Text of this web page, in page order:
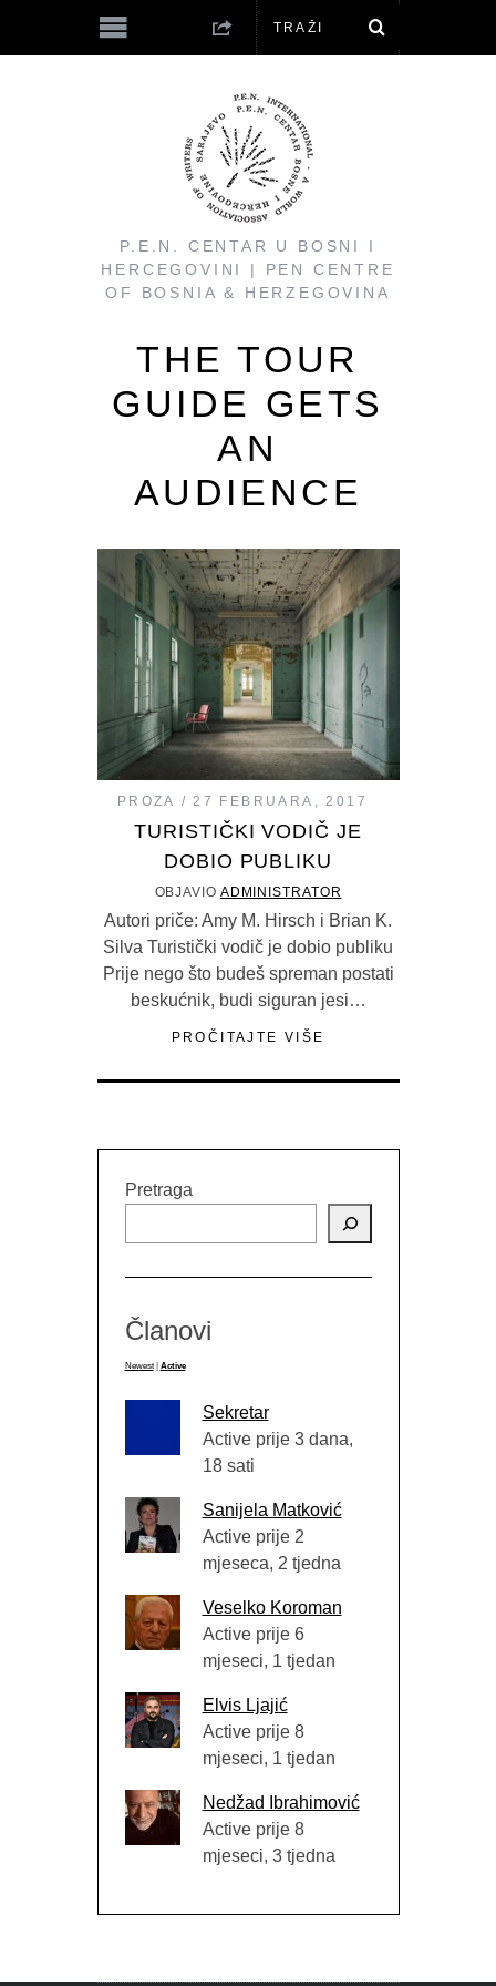
P.E.N. CENTAR U BOSNI I
HERCEGOVINI | PEN CENTRE
OF BOSNIA & HERZEGOVINA
THE TOUR
GUIDE GETS
AN
AUDIENCE
PROZA 27 FEBRUARA, 2017
TURISTIČKI VODIČ JE
DOBIO PUBLIKU
OBJAVIO ADMINISTRATOR
Autori priče: Amy M. Hirsch i Brian K.
Silva Turistički vodič je dobio publiku
Prije nego što budeš spreman postati
beskućnik, budi siguran jesi…
PROČITAJTE VIŠE
Pretraga
Članovi
Newest Active
Sekretar
Active prije 3 dana,
18 sati
Sanijela Matković
Active prije 2
mjeseca, 2 tjedna
Veselko Koroman
Active prije 6
mjeseci, 1 tjedan
Elvis Ljajić
Active prije 8
mjeseci, 1 tjedan
Nedžad Ibrahimović
Active prije 8
mjeseci, 3 tjedna